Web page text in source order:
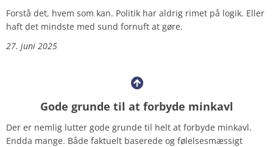
Forstå det, hvem som kan. Politik har aldrig rimet på logik. Eller
haft det mindste med sund fornuft at gøre.
27. juni 2025
Gode grunde til at forbyde minkavl
Der er nemlig lutter gode grunde til helt at forbyde minkavl.
Endda mange. Både faktuelt baserede og følelsesmæssigt